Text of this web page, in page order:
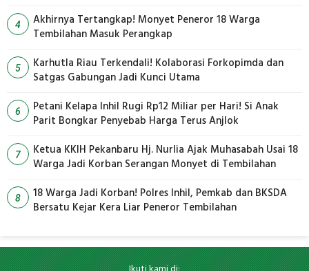
4
Akhirnya Tertangkap! Monyet Peneror 18 Warga
Tembilahan Masuk Perangkap
5
Karhutla Riau Terkendali! Kolaborasi Forkopimda dan
Satgas Gabungan Jadi Kunci Utama
6
Petani Kelapa Inhil Rugi Rp12 Miliar per Hari! Si Anak
Parit Bongkar Penyebab Harga Terus Anjlok
7
Ketua KKIH Pekanbaru Hj. Nurlia Ajak Muhasabah Usai 18
Warga Jadi Korban Serangan Monyet di Tembilahan
8
18 Warga Jadi Korban! Polres Inhil, Pemkab dan BKSDA
Bersatu Kejar Kera Liar Peneror Tembilahan